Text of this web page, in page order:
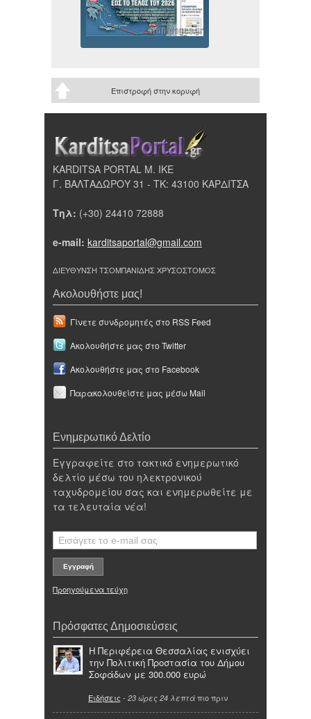
Επιστροφή στην κορυφή
KARDITSA PORTAL Μ. ΙΚΕ
Γ. ΒΑΛΤΑΔΩΡΟΥ 31 - ΤΚ: 43100 ΚΑΡΔΙΤΣΑ
Τηλ: (+30) 24410 72888
e-mail: karditsaportal@gmail.com
ΔΙΕΥΘΥΝΣΗ ΤΣΟΜΠΑΝΙΔΗΣ ΧΡΥΣΟΣΤΟΜΟΣ
Ακολουθήστε μας!
Γίνετε συνδρομητές στο RSS Feed
Ακολουθήστε μας στο Twitter
Ακολουθήστε μας στο Facebook
Παρακολουθείστε μας μέσω Mail
Ενημερωτικό Δελτίο
Εγγραφείτε στο τακτικό ενημερωτικό
δελτίο μέσω του ηλεκτρονικού
ταχυδρομείου σας και ενημερωθείτε με
τα τελευταία νέα!
Προηγούμενα τεύχη
Πρόσφατες Δημοσιεύσεις
Η Περιφέρεια Θεσσαλίας ενισχύει
την Πολιτική Προστασία του Δήμου
Σοφάδων με 300.000 ευρώ
Ειδήσεις - 23 ώρες 24 λεπτά πιο πριν